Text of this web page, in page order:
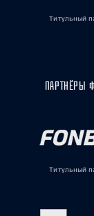
Титульный
ПАРТНЁРЫ
Титульный